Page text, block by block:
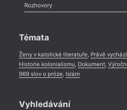
Literární zítřky
Celá rubrika
Rozhovory
Témata
Ženy v katolické literatuře, Právě vychází
Historie kolonialismu, Dokument,
969 slov o próze, Islám
Vyhledávání